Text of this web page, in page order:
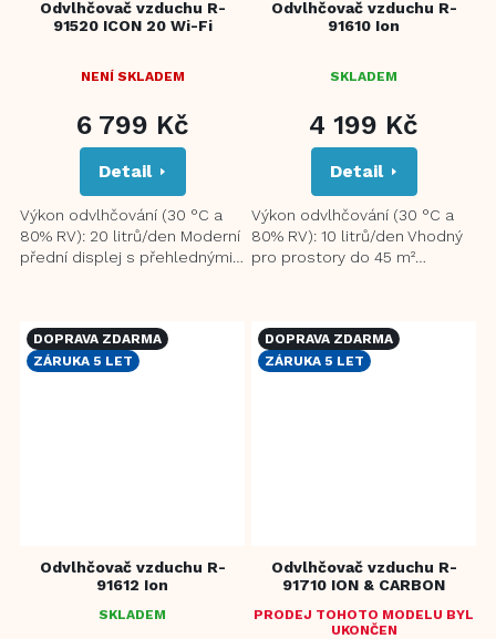
Odvlhčovač vzduchu R-
91520 ICON 20 Wi-Fi
NENÍ SKLADEM
6 799 Kč
Detail
Výkon odvlhčování (30 °C a
80% RV): 20 litrů/den Moderní
přední displej s přehlednými
Odvlhčovač vzduchu R-
91610 Ion
SKLADEM
4 199 Kč
Detail
Výkon odvlhčování (30 °C a
80% RV): 10 litrů/den Vhodný
pro prostory do 45 m²
DOPRAVA ZDARMA
ZÁRUKA 5 LET
Odvlhčovač vzduchu R-
91612 Ion
PRŮMĚRNÉ
SKLADEM
DOPRAVA ZDARMA
ZÁRUKA 5 LET
Odvlhčovač vzduchu R-
91710 ION & CARBON
PRŮMĚRNÉ
PRODEJ TOHOTO MODELU BYL
UKONČEN